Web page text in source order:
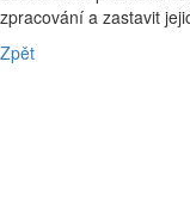
zpracování a zastavit
Zpět